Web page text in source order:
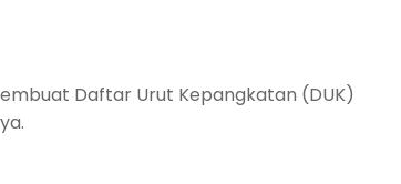
Daftar Urut Kepangkatan (DUK)